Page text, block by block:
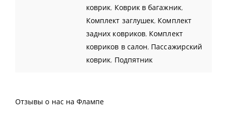
коврик, Коврик в багажник,
Комплект заглушек, Комплект
задних ковриков, Комплект
ковриков в салон, Пассажирский
коврик, Подпятник
Отзывы о нас на Флампе